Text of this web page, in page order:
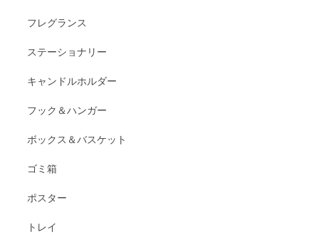
フレグランス
ステーショナリー
キャンドルホルダー
フック＆ハンガー
ボックス＆バスケット
ゴミ箱
ポスター
トレイ